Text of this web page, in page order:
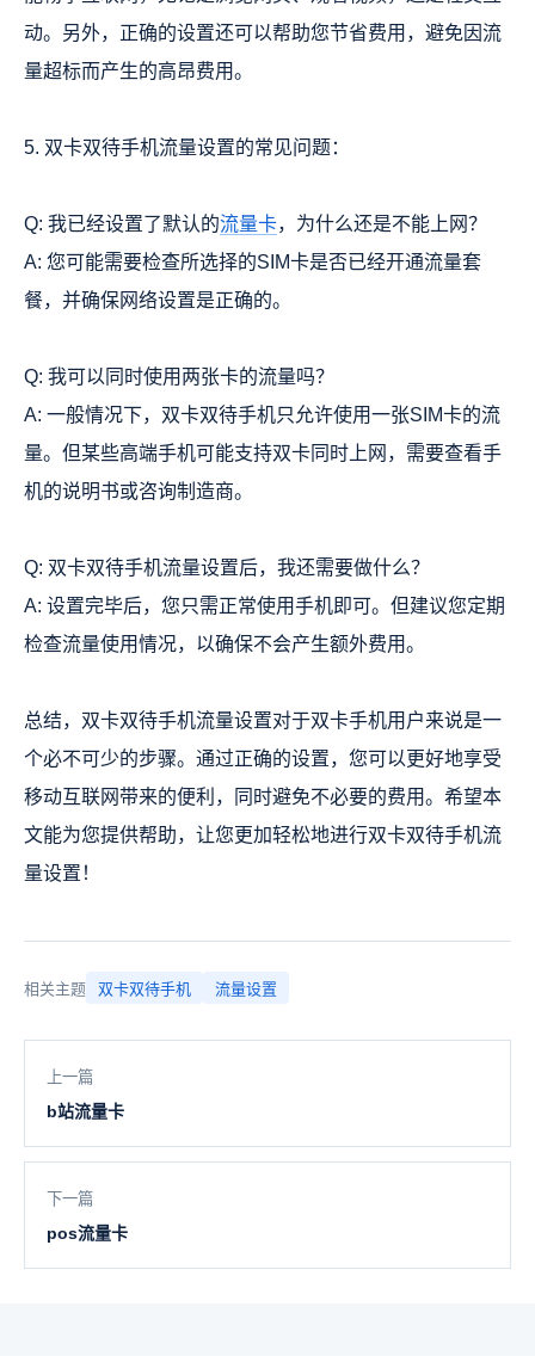
动。另外，正确的设置还可以帮助您节省费用，避免因流
量超标而产生的高昂费用。
5. 双卡双待手机流量设置的常见问题：
Q: 我已经设置了默认的流量卡，为什么还是不能上网？
A: 您可能需要检查所选择的SIM卡是否已经开通流量套
餐，并确保网络设置是正确的。
Q: 我可以同时使用两张卡的流量吗？
A: 一般情况下，双卡双待手机只允许使用一张SIM卡的流
量。但某些高端手机可能支持双卡同时上网，需要查看手
机的说明书或咨询制造商。
Q: 双卡双待手机流量设置后，我还需要做什么？
A: 设置完毕后，您只需正常使用手机即可。但建议您定期
检查流量使用情况，以确保不会产生额外费用。
总结，双卡双待手机流量设置对于双卡手机用户来说是一
个必不可少的步骤。通过正确的设置，您可以更好地享受
移动互联网带来的便利，同时避免不必要的费用。希望本
文能为您提供帮助，让您更加轻松地进行双卡双待手机流
量设置！
相关主题 双卡双待手机 流量设置
上一篇
b站流量卡
下一篇
pos流量卡